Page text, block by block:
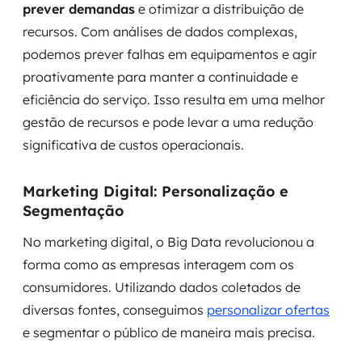
prever demandas e otimizar a distribuição de
recursos. Com análises de dados complexas,
podemos prever falhas em equipamentos e agir
proativamente para manter a continuidade e
eficiência do serviço. Isso resulta em uma melhor
gestão de recursos e pode levar a uma redução
significativa de custos operacionais.
Marketing Digital: Personalização e
Segmentação
No marketing digital, o Big Data revolucionou a
forma como as empresas interagem com os
consumidores. Utilizando dados coletados de
diversas fontes, conseguimos personalizar ofertas
e segmentar o público de maneira mais precisa.